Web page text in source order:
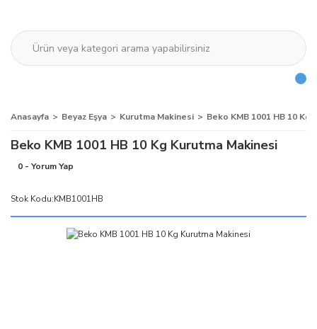
Anasayfa Beyaz Eşya Kurutma Makinesi Beko KMB 1001 HB 10 Kg
Beko KMB 1001 HB 10 Kg Kurutma Makinesi
0 - Yorum Yap
Stok Kodu:KMB1001HB